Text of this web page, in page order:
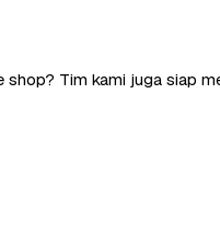
Tim kami juga siap